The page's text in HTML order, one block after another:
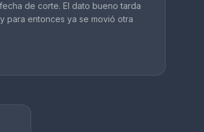
de corte. El dato bueno tarda
para entonces ya se movió otra